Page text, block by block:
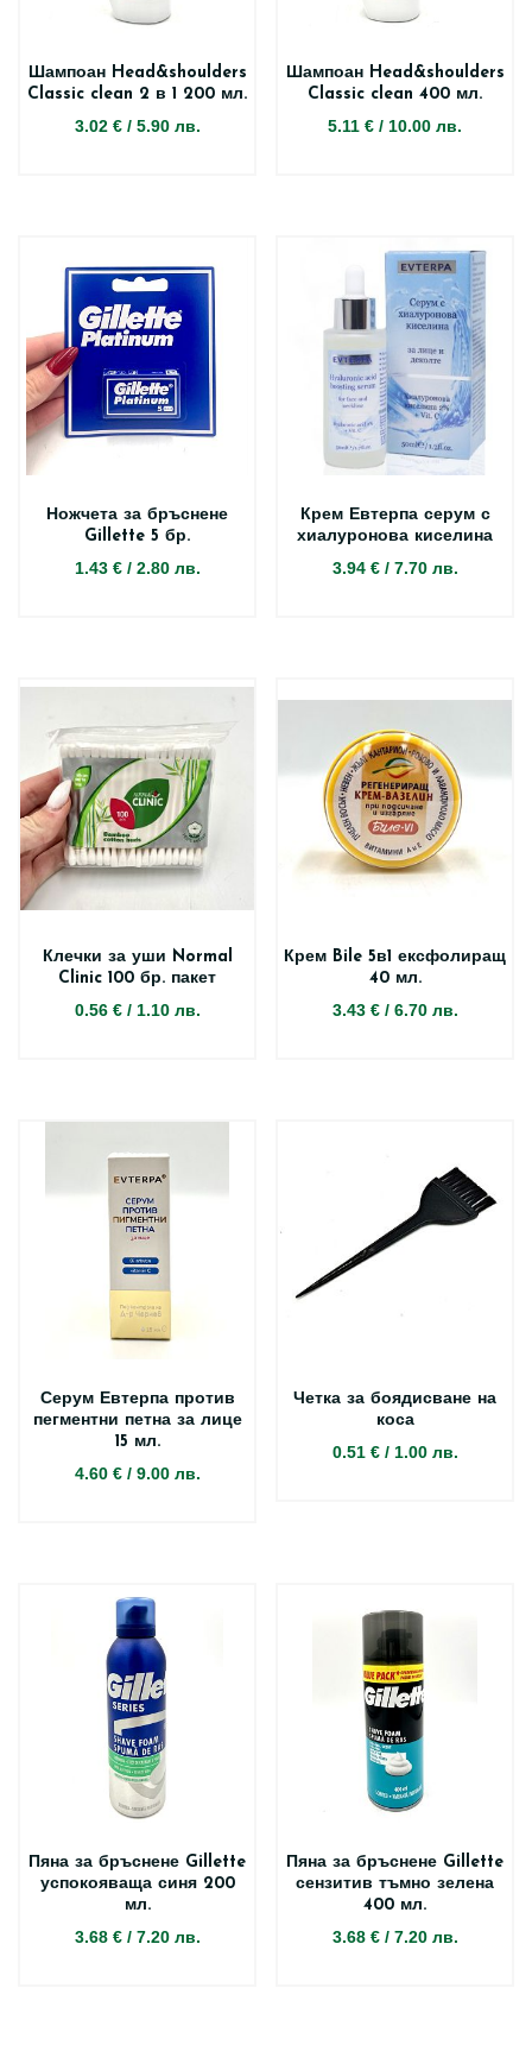
Шампоан Head&shoulders
Classic clean 2 в 1 200 мл.
3.02 €/ 5.90 лв.
Шампоан Head&shoulders
Classic clean 400 мл.
5.11 € / 10.00 лв.
Ножчета за бръснене
Gillette 5 бр.
1.43 €/ 2.80 лв.
Крем Евтерпа серум с
хиалуронова киселина
3.94 €/ 7.70 лв.
Клечки за уши Normal
Clinic 100 бр. пакет
0.56 €/ 1.10 лв.
Крем Bile 5в1 ексфолиращ
40 мл.
3.43 €/ 6.70 лв.
Серум Евтерпа против
пегментни петна за лице
15 мл.
4.60 €/ 9.00 лв.
Четка за боядисване на
коса
0.51 €/ 1.00 лв.
Пяна за бръснене Gillette
успокояваща синя 200
мл.
3.68 €/ 7.20 лв.
Пяна за бръснене Gillette
сензитив тъмно зелена
400 мл.
3.68 €/ 7.20 лв.